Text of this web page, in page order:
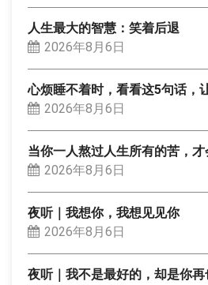
人生最大的智慧：笑着后退
2026年8月6日
心烦睡不着时，看看这5句话，
2026年8月6日
当你一人熬过人生所有的苦，
2026年8月6日
夜听｜我想你，我想见见你
2026年8月6日
夜听｜我不是最好的，却是你